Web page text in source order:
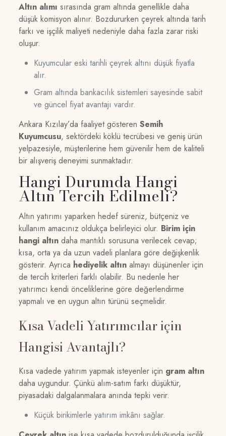
Altın alımı sırasında gram altında genellikle daha
düşük komisyon alınır. Bozdururken çeyrek altında tarih
farkı ve işçilik maliyeti nedeniyle daha fazla zarar riski
oluşur.
Kuyumcular eski tarihli çeyrek altını düşük fiyatla
alır.
Gram altında bankacılık sistemleri sayesinde sabit
ve güncel fiyat avantajı vardır.
Ankara Kızılay’da faaliyet gösteren Semih
Kuyumcusu, sektördeki köklü tecrübesi ve geniş ürün
yelpazesiyle, müşterilerine hem güvenilir hem de kaliteli
bir alışveriş deneyimi sunmaktadır.
Hangi Durumda Hangi
Altın Tercih Edilmeli?
Altın yatırımı yaparken hedef süreniz, bütçeniz ve
kullanım amacınız oldukça belirleyici olur. Birim için
hangi altındaha mantıklı sorusuna verilecek cevap;
kısa, orta ya da uzun vadeli planlara göre değişkenlik
gösterir. Ayrıca hediyelik altınalmayı düşünenler için
de tercih kriterleri farklı olabilir. Bu nedenle her
yatırımcı kendi önceliklerine göre değerlendirme
yapmalı ve en uygun altın türünü seçmelidir.
Kısa Vadeli Yatırımcılar için
Hangisi Avantajlı?
Kısa vadede yatırım yapmak isteyenler için gram altın
daha uygundur. Çünkü alım-satım farkı düşüktür,
piyasadaki dalgalanmalara anında tepki verir.
Küçük birikimlerle yatırım imkânı sağlar.